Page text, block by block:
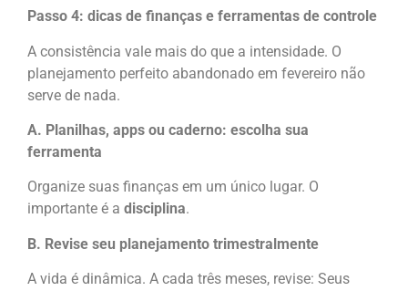
Passo 4: dicas de finanças e ferramentas de controle
A consistência vale mais do que a intensidade. O
planejamento perfeito abandonado em fevereiro não
serve de nada.
A. Planilhas, apps ou caderno: escolha sua
ferramenta
Organize suas finanças em um único lugar. O
importante é a disciplina.
B. Revise seu planejamento trimestralmente
A vida é dinâmica. A cada três meses, revise: Seus